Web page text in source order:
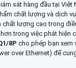
sát hàng đầu tại
chất lượng và dịch
chất lượng cao trong
trong việc phát hiện
8P cho phép bạn xem
over Ethernet) để